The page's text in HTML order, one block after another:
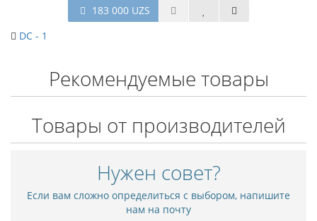
183 000 UZS
DC - 1
Рекомендуемые товары
Товары от производителей
Нужен совет?
Если вам сложно определиться с выбором, напишите
нам на почту